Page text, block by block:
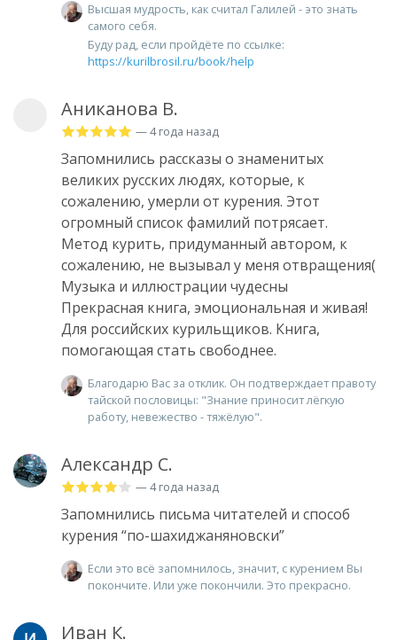
Высшая мудрость, как считал Галилей - это знать
самого себя.
Буду рад, если пройдёте по ссылке:
https://kurilbrosil.ru/book/help
Аниканова В.
— 4 года назад
Запомнились рассказы о знаменитых
великих русских людях, которые, к
сожалению, умерли от курения. Этот
огромный список фамилий потрясает.
Метод курить, придуманный автором, к
сожалению, не вызывал у меня отвращения(
Музыка и иллюстрации чудесны
Прекрасная книга, эмоциональная и живая!
Для российских курильщиков. Книга,
помогающая стать свободнее.
Благодарю Вас за отклик. Он подтверждает правоту
тайской пословицы: "Знание приносит лёгкую
работу, невежество - тяжёлую".
Александр С.
— 4 года назад
Запомнились письма читателей и способ
курения “по-шахиджаняновски”
Если это всё запомнилось, значит, с курением Вы
покончите. Или уже покончили. Это прекрасно.
Иван К.